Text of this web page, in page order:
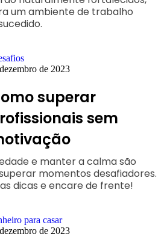
um ambiente de trabalho
de 2023
superar
sem
e manter a calma são
momentos desafiadores.
dicas e encare de frente!
de 2023